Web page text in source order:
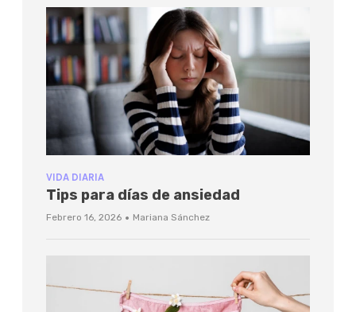
VIDA DIARIA
Tips para días de ansiedad
Febrero 16, 2026 · Mariana Sánchez